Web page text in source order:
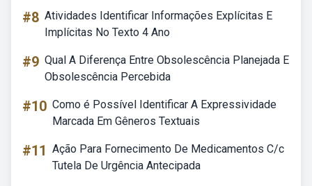
#8 Atividades Identificar Informações Explícitas E
Implícitas No Texto 4 Ano
#9 Qual A Diferença Entre Obsolescência Planejada E
Obsolescência Percebida
#10 Como é Possível Identificar A Expressividade
Marcada Em Gêneros Textuais
#11 Ação Para Fornecimento De Medicamentos C/c
Tutela De Urgência Antecipada